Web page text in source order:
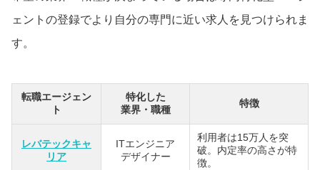
ェントの登録でより自分の専門に近い求人を見つけられま
す。
転職エージェン
ト
特化した
業界・職種
特徴
レバテックキャ
リア
ITエンジニア
デザイナー
利用者は15万人を突
破。内定率の高さが特
徴。